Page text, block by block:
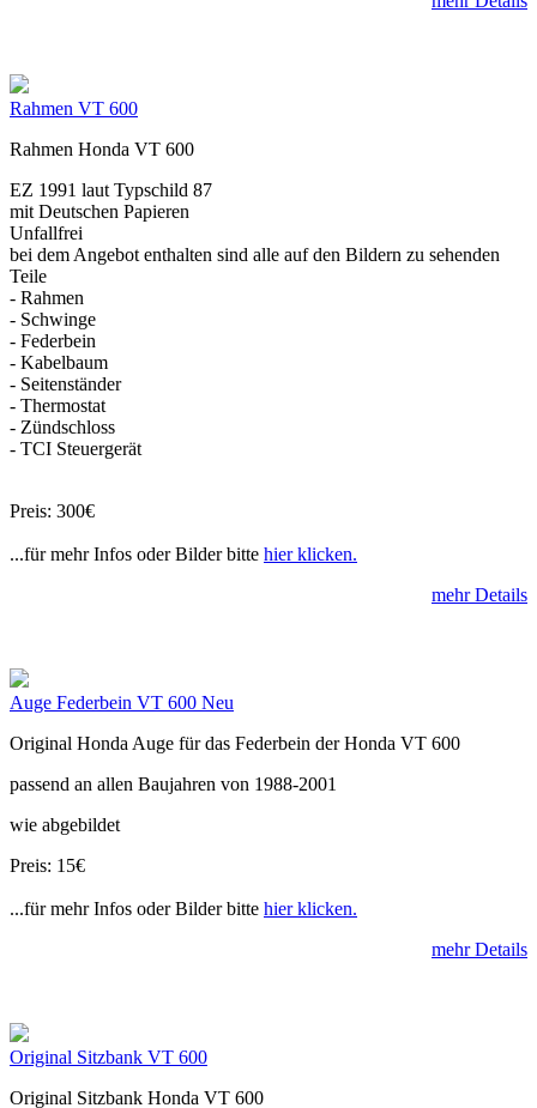
Rahmen VT 600
Rahmen Honda VT 600
EZ 1991 laut Typschild 87
mit Deutschen Papieren
Unfallfrei
bei dem Angebot enthalten sind alle auf den Bildern zu sehenden
Teile
- Rahmen
- Schwinge
- Federbein
- Kabelbaum
- Seitenständer
- Thermostat
- Zündschloss
- TCI Steuergerät
Preis: 300€
...für mehr Infos oder Bilder bitte hier klicken.
mehr Details
Auge Federbein VT 600 Neu
Original Honda Auge für das Federbein der Honda VT 600
passend an allen Baujahren von 1988-2001
wie abgebildet
Preis: 15€
...für mehr Infos oder Bilder bitte hier klicken.
mehr Details
Original Sitzbank VT 600
Original Sitzbank Honda VT 600